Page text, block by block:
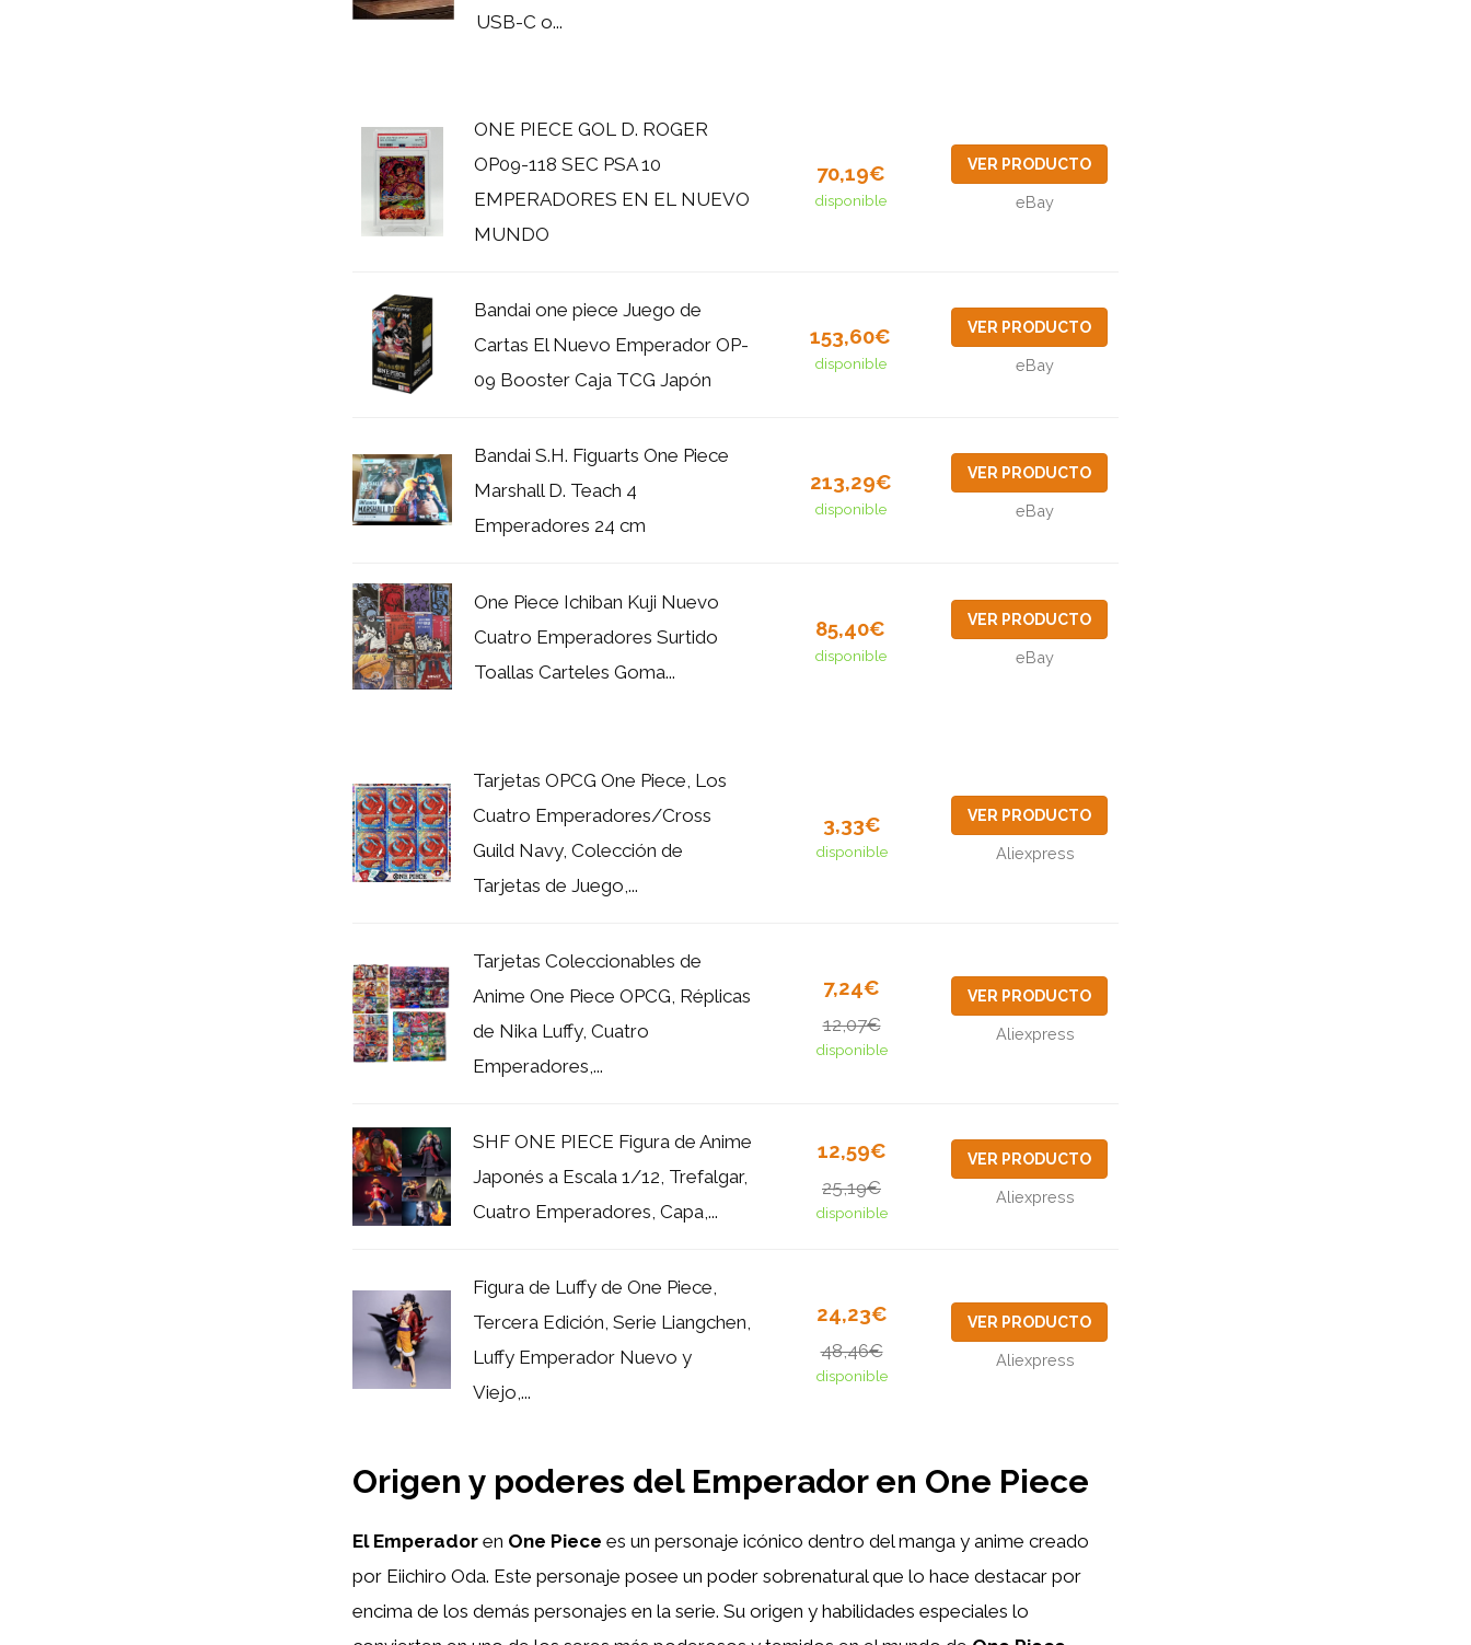
USB-C o...
ONE PIECE GOL D. ROGER
OP09-118 SEC PSA 10
EMPERADORES EN EL NUEVO
MUNDO
70,19€
disponible
VER PRODUCTO
eBay
Bandai one piece Juego de
Cartas El Nuevo Emperador OP-
09 Booster Caja TCG Japón
153,60€
disponible
VER PRODUCTO
eBay
Bandai S.H. Figuarts One Piece
Marshall D. Teach 4
Emperadores 24 cm
213,29€
disponible
VER PRODUCTO
eBay
One Piece Ichiban Kuji Nuevo
Cuatro Emperadores Surtido
Toallas Carteles Goma...
85,40€
disponible
VER PRODUCTO
eBay
Tarjetas OPCG One Piece, Los
Cuatro Emperadores/Cross
Guild Navy, Colección de
Tarjetas de Juego,...
3,33€
disponible
VER PRODUCTO
Aliexpress
Tarjetas Coleccionables de
Anime One Piece OPCG, Réplicas
de Nika Luffy, Cuatro
Emperadores,...
7,24€
12,07€
disponible
VER PRODUCTO
Aliexpress
SHF ONE PIECE Figura de Anime
Japonés a Escala 1/12, Trefalgar,
Cuatro Emperadores, Capa,...
12,59€
25,19€
disponible
VER PRODUCTO
Aliexpress
Figura de Luffy de One Piece,
Tercera Edición, Serie Liangchen,
Luffy Emperador Nuevo y
Viejo,...
24,23€
48,46€
disponible
VER PRODUCTO
Aliexpress
Origen y poderes del Emperador en One Piece
El Emperador en One Piece es un personaje icónico dentro del manga y anime creado
por Eiichiro Oda. Este personaje posee un poder sobrenatural que lo hace destacar por
encima de los demás personajes en la serie. Su origen y habilidades especiales lo